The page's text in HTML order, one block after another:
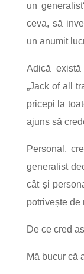
un
ceva, să
un anumit
Adică
„Jack of all
pricepi la
ajuns să
Personal,
generalist
cât și
potrivește de
De ce cred
Mă bucur că